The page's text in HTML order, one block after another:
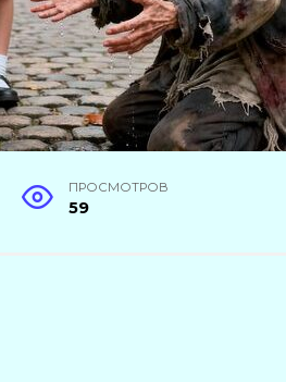
ПРОСМОТРОВ
59